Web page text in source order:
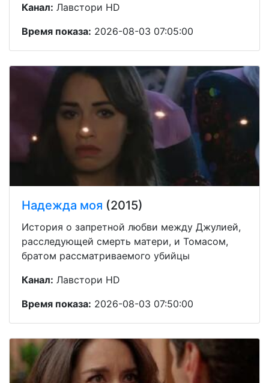
Канал: Лавстори HD
Время показа: 2026-08-03 07:05:00
Надежда моя (2015)
История о запретной любви между Джулией,
расследующей смерть матери, и Томасом,
братом рассматриваемого убийцы
Канал: Лавстори HD
Время показа: 2026-08-03 07:50:00